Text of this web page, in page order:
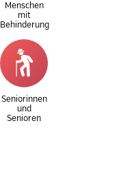
Menschen
mit
Behinderung
Seniorinnen
und
Senioren